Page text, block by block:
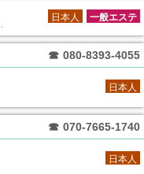
一般エステ
日本人
☎ 080-8393-4055
日本人
☎ 070-7665-1740
日本人